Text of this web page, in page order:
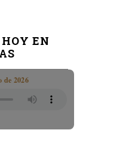
HOY EN
de 2026